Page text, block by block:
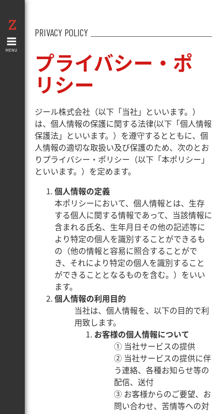
MENU
PRIVACY POLICY
プライバシー・ポ
リシー
ジール株式会社（以下「当社」といいます。）
は、個人情報の保護に関する法律(以下「個人情報
保護法」といいます。）を遵守するとともに、個
人情報の適切な取扱い及び保護のため、次のとお
りプライバシー・ポリシー（以下「本ポリシー」
といいます。）を定めます。
個人情報の定義
本ポリシーにおいて、個人情報とは、生存
する個人に関する情報であって、当該情報に
含まれる氏名、生年月日その他の記述等に
より特定の個人を識別することができるも
の（他の情報と容易に照合することがで
き、それにより特定の個人を識別すること
ができることとなるものを含む。）をいい
ます。
個人情報の利用目的
当社は、個人情報を、以下の目的で利
用致します。
お客様の個人情報について
① 当社サービスの提供
② 当社サービスの提供に伴
う連絡、各種お知らせ等の
配信、送付
③ お客様からのご要望、お
問い合わせ、苦情等への対